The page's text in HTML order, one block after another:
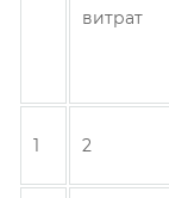
витрат
1 2